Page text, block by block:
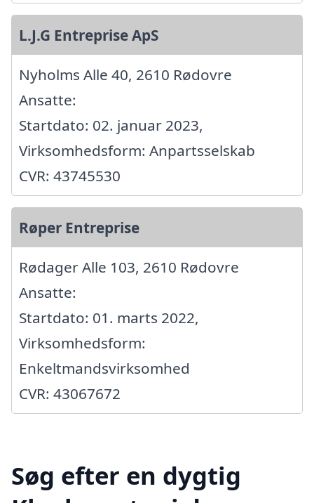
L.J.G Entreprise ApS
Nyholms Alle 40, 2610 Rødovre
Ansatte:
Startdato: 02. januar 2023,
Virksomhedsform: Anpartsselskab
CVR: 43745530
Røper Entreprise
Rødager Alle 103, 2610 Rødovre
Ansatte:
Startdato: 01. marts 2022,
Virksomhedsform:
Enkeltmandsvirksomhed
CVR: 43067672
Søg efter en dygtig